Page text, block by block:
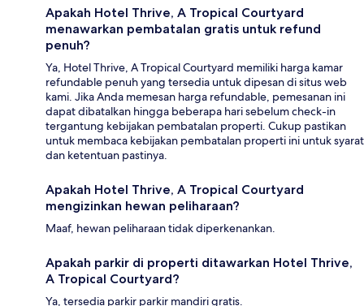
Apakah Hotel Thrive, A Tropical Courtyard
menawarkan pembatalan gratis untuk refund
penuh?
Ya, Hotel Thrive, A Tropical Courtyard memiliki harga kamar
refundable penuh yang tersedia untuk dipesan di situs web
kami. Jika Anda memesan harga refundable, pemesanan ini
dapat dibatalkan hingga beberapa hari sebelum check-in
tergantung kebijakan pembatalan properti. Cukup pastikan
untuk membaca kebijakan pembatalan properti ini untuk syarat
dan ketentuan pastinya.
Apakah Hotel Thrive, A Tropical Courtyard
mengizinkan hewan peliharaan?
Maaf, hewan peliharaan tidak diperkenankan.
Apakah parkir di properti ditawarkan Hotel Thrive,
A Tropical Courtyard?
Ya, tersedia parkir parkir mandiri gratis.